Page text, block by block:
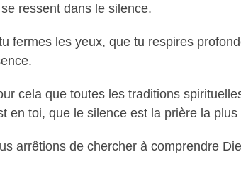
ressent dans le silence.
fermes les yeux, que tu respires
cela que toutes les traditions
en toi, que le silence est la prière la
arrêtions de chercher à comprendre